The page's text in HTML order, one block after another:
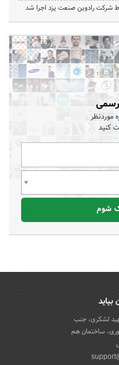
شرکت رادوین صنعت یزد اجرا شد
رسمی
موردنظر
کنید
شوم
لشکری، جنب
ساختمان هم